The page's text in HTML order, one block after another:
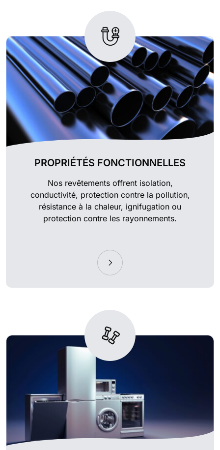
PROPRIÉTÉS FONCTIONNELLES
Nos revêtements offrent isolation,
conductivité, protection contre la pollution,
résistance à la chaleur, ignifugation ou
protection contre les rayonnements.